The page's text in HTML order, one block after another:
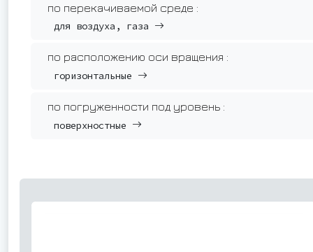
по перекачиваемой среде :
для воздуха, газа
по расположению оси вращения :
горизонтальные
по погруженности под уровень :
поверхностные